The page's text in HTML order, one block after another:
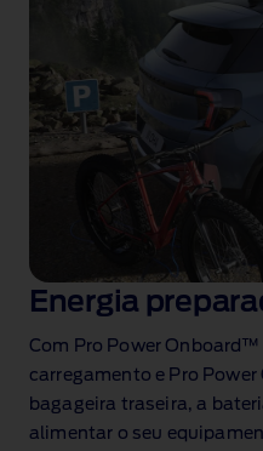
Energia
Com Pro Power
carregamento e Pro
bagageira traseira, a
alimentar o seu